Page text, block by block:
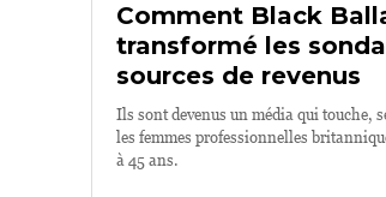
Comment Black
transformé les
sources de revenus
Ils sont devenus un média qui touche,
les femmes professionnelles
à 45 ans.